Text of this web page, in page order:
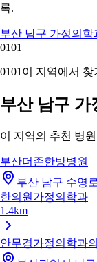
록.
부산 남구 가정의학
0101
0101 이 지역에서 찾
부산 남구 가
이 지역의 추천 병
부산더존한방병원
부산 남구 수영
한의원 가정의학과
1.4km
안무경가정의학과